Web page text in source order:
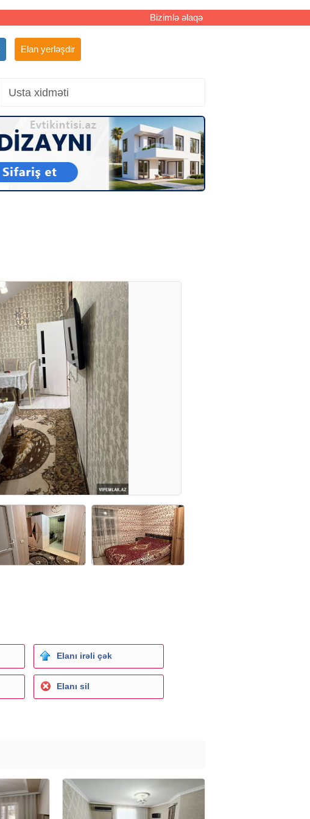
Bizimlə əlaqə
Elan yerləşdir
Usta xidməti
Elanı irəli çək
Elanı sil